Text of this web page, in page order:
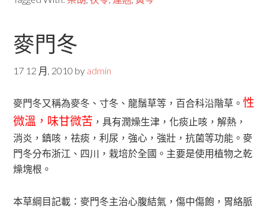
麥門冬
17 12 月, 2010 by admin
麥門冬又稱為麥冬、寸冬、龍鬚草等，百合科沿階草。性
微溫，味甘微苦 ，具有潤燥生津，化痰止咳，解熱，
消炎，鎮咳，祛痰，利尿，強心，強壯，抗菌等功能。麥
門冬分布浙江、四川，栽培於全國。主要是使用植物之乾
燥塊根。
本草綱目記載：麥門冬主治心腹結氣，傷中傷飽，胃絡脈